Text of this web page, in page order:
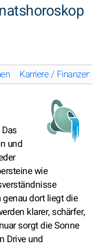
Karriere / Finanzen
und
wie
dort liegt die
klarer, schärfer,
sorgt die Sonne
Drive und